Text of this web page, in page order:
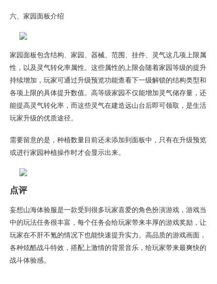
六、家园面板介绍
家园面板包含结构、家园、器械、范围、挂件、灵气这几项上限属
性，以及灵气转化率属性。这些属性的上限会随着家园等级的提升
持续增加，玩家可通过升级预览功能查看下一级解锁的结构类型和
各项上限的具体提升数值。高等级家园不仅能增加灵气储存量，还
能提高灵气转化率，而这些灵气在建造远山台后即可领取，是生活
玩家升级的优质途径。
需要留意的是，种植数量目前还未添加到面板中，只有在升级预览
或进行家园种植操作时才会显示出来。
点评
妄想山海体验服是一款受到很多玩家喜爱的角色扮演游戏，游戏当
中的玩法任务很丰富，每个任务会给玩家带来丰厚的游戏奖励，让
玩家在不肝不氪的情况下也能快速提升实力。高品质的游戏画面，
各种炫酷战斗特效，搭配上激情的背景音乐，给玩家带来最爽快的
战斗体验感。